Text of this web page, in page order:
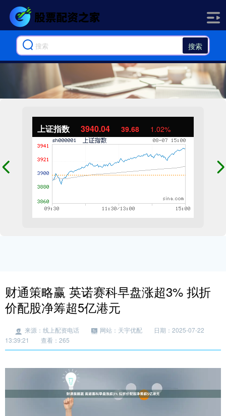
搜索
上证指数 3940.04 39.68 1.02%
财通策略赢 英诺赛科早盘涨超3% 拟折
价配股净筹超5亿港元
来源：线上配资电话 网站：天宇优配
日期：2025-07-22
13:39:21
查看：265